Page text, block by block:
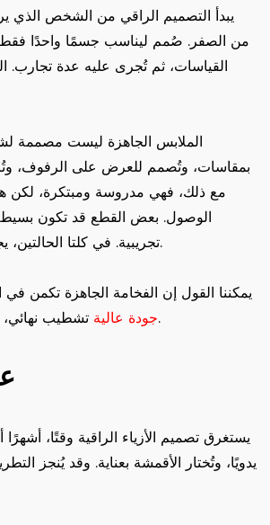
يبدأ التصميم الراقي من الشخص الذي
من الصفر. صُمم ليناسب جسمًا واحدًا فقط.
القياسات، ثم تُجرى عليه عدة تجارب.
الملابس الجاهزة ليست مصممة
بمقاسات، وتُصمم للعرض على الرفوف،
مع ذلك، فهي مدروسة ومبتكرة، لكن
الوصول. بعض القطع قد تكون
تجريبية. في كلتا الحالتين، يجب أن تُناسب الإنتاج.
يمكننا القول إن الفخامة الجاهزة تكمن
جودة عاليةتشطيب نهائي، وليس حسب الطلب.
يستغرق تصميم الأزياء الراقية وقتًا،
يدويًا، وتُختار الأقمشة بعناية. وقد يُنجز